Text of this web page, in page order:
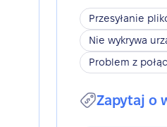
Przesyłanie
Nie wykrywa
Problem z
Zapytaj o